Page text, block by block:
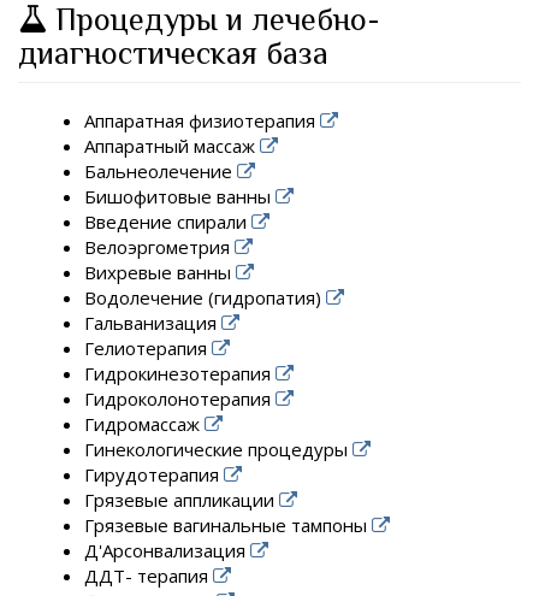
Процедуры и лечебно-
диагностическая база
Аппаратная физиотерапия
Аппаратный массаж
Бальнеолечение
Бишофитовые ванны
Введение спирали
Велоэргометрия
Вихревые ванны
Водолечение (гидропатия)
Гальванизация
Гелиотерапия
Гидрокинезотерапия
Гидроколонотерапия
Гидромассаж
Гинекологические процедуры
Гирудотерапия
Грязевые аппликации
Грязевые вагинальные тампоны
Д'Арсонвализация
ДДТ- терапия